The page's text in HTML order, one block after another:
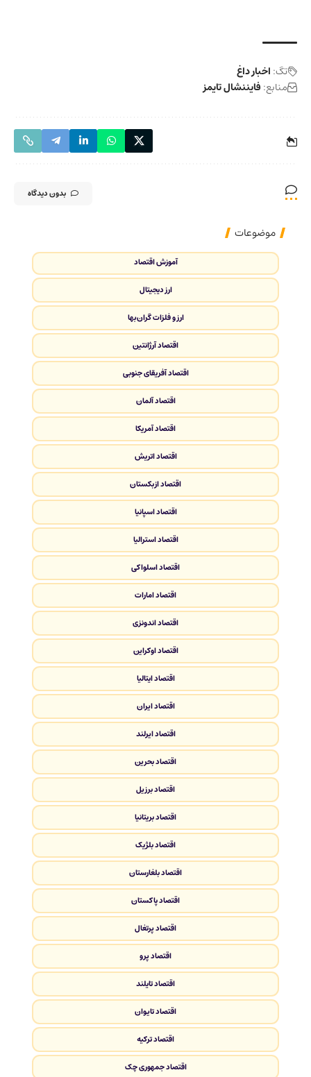
تگ: اخبار داغ
منابع: فایننشال تایمز
بدون دیدگاه
موضوعات
آموزش اقتصاد
ارز دیجیتال
ارز و فلزات گران‌بها
اقتصاد آرژانتین
اقتصاد آفریقای جنوبی
اقتصاد آلمان
اقتصاد آمریکا
اقتصاد اتریش
اقتصاد ازبکستان
اقتصاد اسپانیا
اقتصاد استرالیا
اقتصاد اسلواکی
اقتصاد امارات
اقتصاد اندونزی
اقتصاد اوکراین
اقتصاد ایتالیا
اقتصاد ایران
اقتصاد ایرلند
اقتصاد بحرین
اقتصاد برزیل
اقتصاد بریتانیا
اقتصاد بلژیک
اقتصاد بلغارستان
اقتصاد پاکستان
اقتصاد پرتغال
اقتصاد پرو
اقتصاد تایلند
اقتصاد تایوان
اقتصاد ترکیه
اقتصاد جمهوری چک